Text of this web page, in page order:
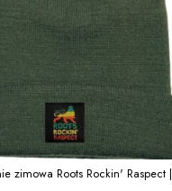
zimowa Roots Rockin' Raspect |